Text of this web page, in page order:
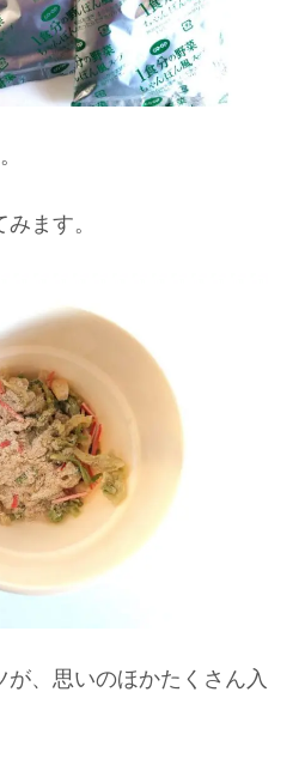
ます。
、思いのほかたくさん入